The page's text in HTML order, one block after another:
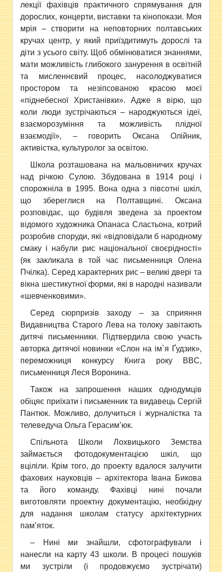
лекції фахівців практичного спрямування для
дорослих, концерти, виставки та кінопокази. Моя
мрія – створити на неповторних полтавських
кручах центр, у який приїздитимуть дорослі та
діти з усього світу. Щоб обмінюватися знаннями,
мати можливість глибокого занурення в освітній
та мисленнєвий процес, насолоджуватися
простором та незіпсованою красою моєї
«піднебесної Христанівки». Адже я вірю, що
коли люди зустрічаються – народжуються ідеї,
взаєморозуміння та можливість плідної
взаємодії», – говорить Оксана Олійник,
активістка, культуролог за освітою.
Школа розташована на мальовничих кручах
над річкою Сулою. Збудована в 1914 році і
спорожніла в 1995. Вона одна з півсотні шкіл,
що збереглися на Полтавщині. Оксана
розповідає, що будівля зведена за проектом
відомого художника Опанаса Сластьона, котрий
розробив споруди, які «відповідали б народному
смаку і набули рис національної своєрідності»
(як закликала в той час письменниця Олена
Пчілка). Серед характерних рис – великі двері та
вікна шестикутної форми, які в народні називали
«шевченковими».
Серед сюрпризів заходу – за сприяння
Видавництва Старого Лева на толоку завітають
дитячі письменники. Підтвердила свою участь
авторка дитячої новинки «Слон на ім`я Ґудзик»,
переможниця конкурсу Книга року BBC,
письменниця Леся Воронина.
Також на запрошення наших однодумців
обіцяє приїхати і письменник та видавець Сергій
Пантюк. Можливо, долучиться і журналістка та
телеведуча Ольга Герасим’юк.
Спільнота Школи Лохвицького Земства
займається фотодокументацією шкіл, що
вціліли. Крім того, до проекту вдалося залучити
фахових науковців – архітектора Івана Бикова
та його команду. Фахівці нині почали
виготовляти проектну документацію, необхідну
для надання школам статусу архітектурних
пам’яток.
– Нині ми знайшли, сфотографували і
нанесли на карту 43 школи. В процесі пошуків
ми зустріли (і продовжуємо зустрічати)